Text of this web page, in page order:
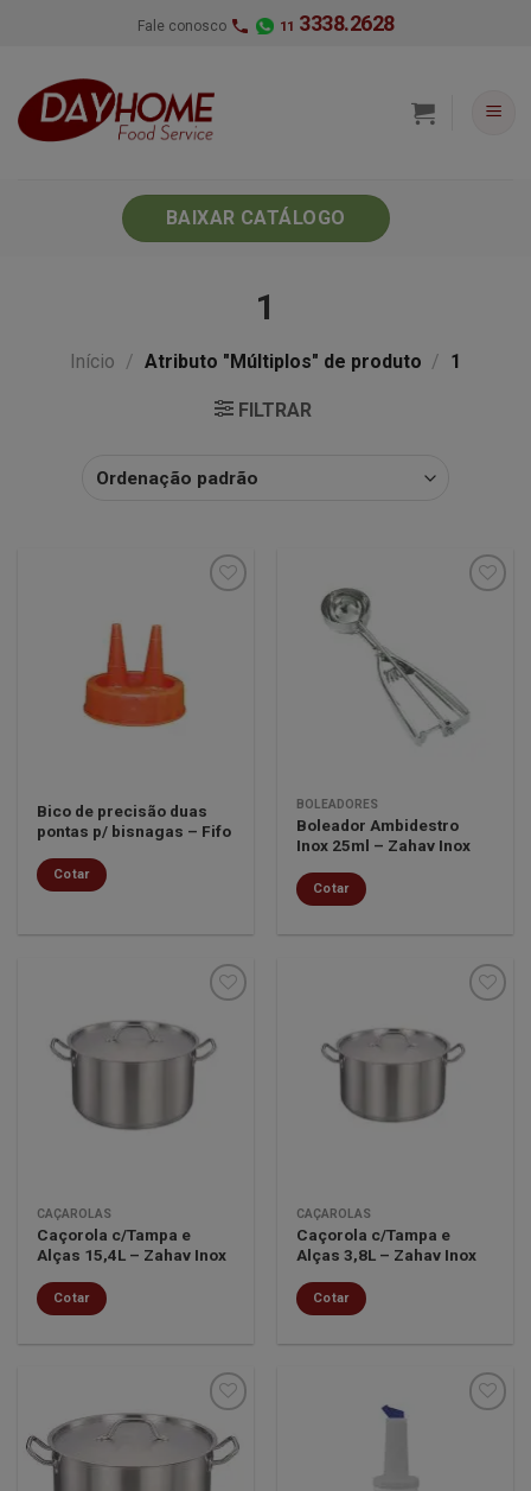
Fale conosco 11 3338.2628
BAIXAR CATÁLOGO
1
Início / Atributo "Múltiplos" de produto / 1
FILTRAR
lista de
Bico de precisão duas
pontas p/ bisnagas – Fifo
Cotar
lista de
desejos
BOLEADORES
Boleador Ambidestro
Inox 25ml – Zahav Inox
Cotar
Minha
desejos
CAÇAROLAS
Caçorola c/Tampa e
Alças 15,4L – Zahav Inox
Cotar
Minha
desejos
CAÇAROLAS
Caçorola c/Tampa e
Alças 3,8L – Zahav Inox
Cotar
Minha